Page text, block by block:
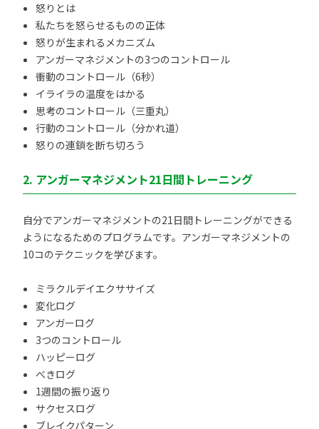
怒りとは
私たちを怒らせるものの正体
怒りが生まれるメカニズム
アンガーマネジメントの3つのコントロール
衝動のコントロール（6秒）
イライラの温度をはかる
思考のコントロール（三重丸）
行動のコントロール（分かれ道）
怒りの連鎖を断ち切ろう
2. アンガーマネジメント21日間トレーニング
自分でアンガーマネジメントの21日間トレーニングができる
ようになるためのプログラムです。アンガーマネジメントの
10コのテクニックを学びます。
ミラクルデイエクササイズ
変化ログ
アンガーログ
3つのコントロール
ハッピーログ
べきログ
1週間の振り返り
サクセスログ
ブレイクパターン